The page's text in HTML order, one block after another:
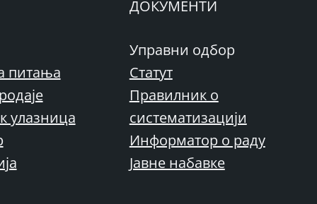
питања
улазница
ДОКУМЕНТИ
Управни одбор
Статут
Правилник о
систематизацији
Информатор о раду
Јавне набавке